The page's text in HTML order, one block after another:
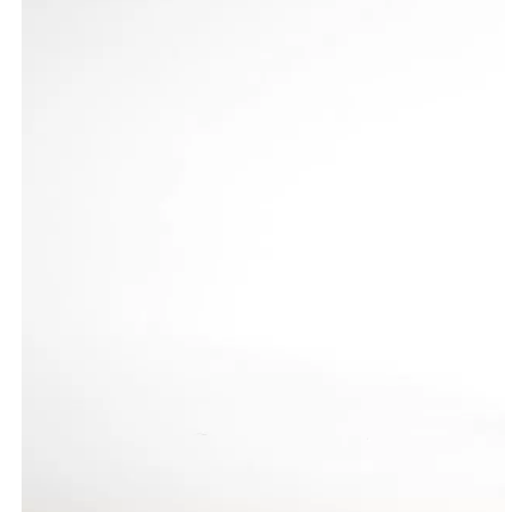
Zudem will Tamara Seer jetzt die Staffeln der
Meisterschaften in Oberkirch und bei den
Jena. Am kommenden Samstag geht es